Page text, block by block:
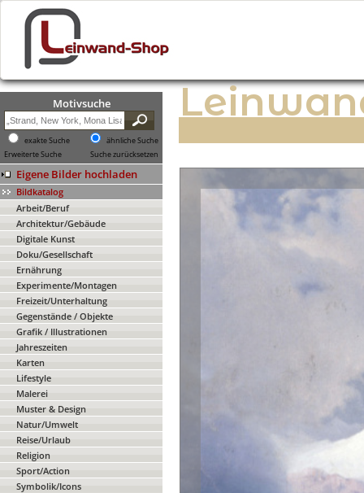
Motivsuche
exakte Suche
ähnliche Suche
Erweiterte Suche
Suche zurücksetzen
Eigene Bilder hochladen
Bildkatalog
Arbeit/Beruf
Architektur/Gebäude
Digitale Kunst
Doku/Gesellschaft
Ernährung
Experimente/Montagen
Freizeit/Unterhaltung
Gegenstände / Objekte
Grafik / Illustrationen
Jahreszeiten
Karten
Lifestyle
Malerei
Muster & Design
Natur/Umwelt
Reise/Urlaub
Religion
Sport/Action
Symbolik/Icons